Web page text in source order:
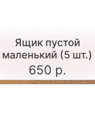
Ящик пустой
маленький (5 шт.)
650 р.